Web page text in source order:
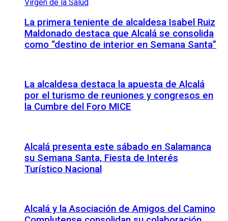
La primera teniente de alcaldesa Isabel Ruiz
Maldonado destaca que Alcalá se consolida
como “destino de interior en Semana Santa”
La alcaldesa destaca la apuesta de Alcalá
por el turismo de reuniones y congresos en
la Cumbre del Foro MICE
Alcalá presenta este sábado en Salamanca
su Semana Santa, Fiesta de Interés
Turístico Nacional
Alcalá y la Asociación de Amigos del Camino